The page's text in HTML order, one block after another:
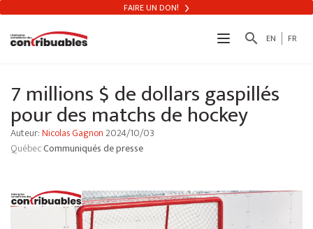
search EN FR
FAIRE UN DON!
7 millions $ de dollars gaspillés
pour des matchs de hockey
Auteur: Nicolas Gagnon2024/10/03
QuébecCommuniqués de presse